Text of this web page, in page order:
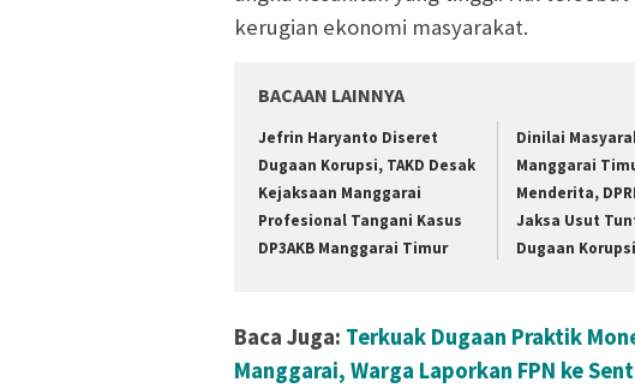
kerugian ekonomi masyarakat.
BACAAN LAINNYA
Jefrin Haryanto Diseret
Dugaan Korupsi, TAKD Desak
Kejaksaan Manggarai
Profesional Tangani Kasus
DP3AKB Manggarai Timur
Dinilai
Manggarai
Menderita,
Jaksa Usut
Dugaan Korupsi
Baca Juga: Terkuak Dugaan Praktik
Manggarai, Warga Laporkan FPN ke